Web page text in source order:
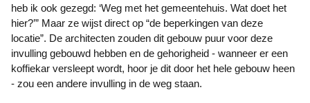
heb ik ook gezegd: ‘Weg met het gemeentehuis. Wat doet het
hier?’” Maar ze wijst direct op “de beperkingen van deze
locatie”. De architecten zouden dit gebouw puur voor deze
invulling gebouwd hebben en de gehorigheid - wanneer er een
koffiekar versleept wordt, hoor je dit door het hele gebouw heen
- zou een andere invulling in de weg staan.